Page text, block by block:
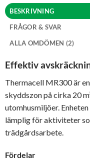
BESKRIVNING
FRÅGOR & SVAR
ALLA OMDÖMEN (2)
Effektiv
Thermacell MR300 är
skyddszon på cirka 20
utomhusmiljöer.
lämplig för aktiviteter
trädgårdsarbete.
Fördelar